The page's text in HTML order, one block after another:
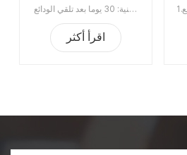
أكياس صلصة الطماطم دلتا روبوت الفرز ينطبق على انتقاء أو وضع الكيس ، البسكويت ، الحلوى ، علب الصفيح ، الزجاجة ، الملحقات ، إلخ.توفر وحدة المعالجة عالية السرعة المزودة بوظيفة الروبوت لحركة حرة بأبعاد ثلاثية الدقة في الحركة وتحديد الموضع. أجل الحد الأدنى: 1ميناء الشحن: قوانغتشوالمنطقة الأصلية: الصينالمهلة الزمنية: 30 يوما بعد تلقي الودائع
اقرأ أكثر